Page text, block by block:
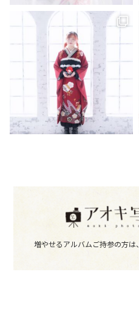
増やせるアルバムご持参の方は、